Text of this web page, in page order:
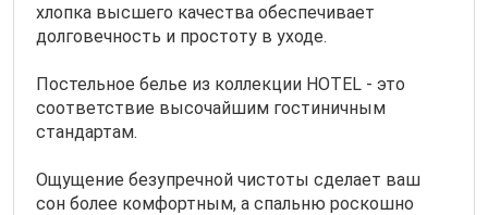
хлопка высшего качества обеспечивает
долговечность и простоту в уходе.
Постельное белье из коллекции HOTEL - это
соответствие высочайшим гостиничным
стандартам.
Ощущение безупречной чистоты сделает ваш
сон более комфортным, а спальню роскошно